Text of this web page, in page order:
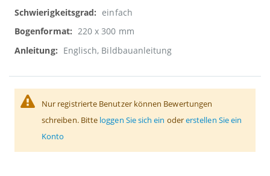
einfach
220 x 300 mm
Englisch, Bildbauanleitung
Nur registrierte Benutzer können Bewertungen
schreiben. Bitte loggen Sie sich ein odererstellen Sie ein
Konto